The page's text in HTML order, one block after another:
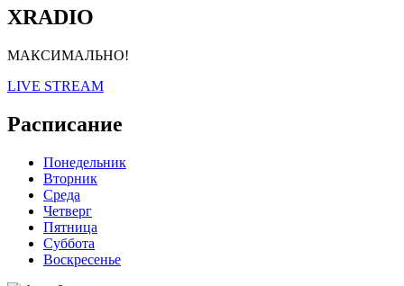
XRADIO
МАКСИМАЛЬНО!
LIVE STREAM
Расписание
Понедельник
Вторник
Среда
Четверг
Пятница
Суббота
Воскресенье